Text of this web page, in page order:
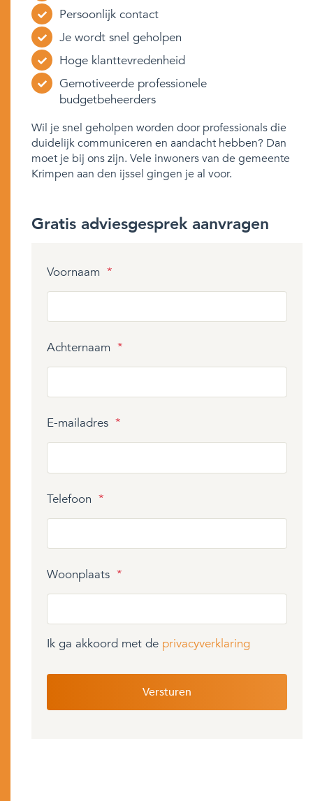
Persoonlijk contact
Je wordt snel geholpen
Hoge klanttevredenheid
Gemotiveerde professionele
budgetbeheerders
Wil je snel geholpen worden door professionals die
duidelijk communiceren en aandacht hebben? Dan
moet je bij ons zijn. Vele inwoners van de gemeente
Krimpen aan den ijssel gingen je al voor.
Gratis adviesgesprek aanvragen
Voornaam *
Achternaam *
E-mailadres *
Telefoon *
Woonplaats *
Ik ga akkoord met de privacyverklaring